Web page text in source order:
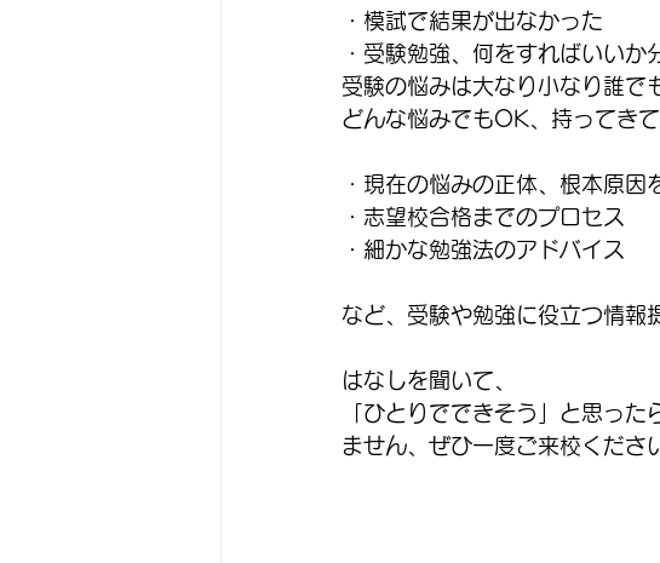
・模試で結果が出なかった
・受験勉強、何をすればいいか
受験の悩みは大なり小なり誰で
どんな悩みでもOK、持ってき
・現在の悩みの正体、根本原因
・志望校合格までのプロセス
・細かな勉強法のアドバイス
など、受験や勉強に役立つ情報
はなしを聞いて、
「ひとりでできそう」と思っ
ません、ぜひ一度ご来校くださ